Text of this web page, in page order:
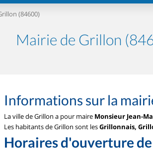
(84600)
Mairie de Grillon
Informations sur la
La ville de Grillon a pour maire Monsieur Jean-
Les habitants de Grillon sont lesGrillonnais,
Horaires d'ouverture